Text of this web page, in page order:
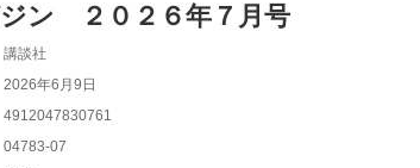
ン ２０２６年７月号
講談社
2026年6月9日
4912047830761
04783-07